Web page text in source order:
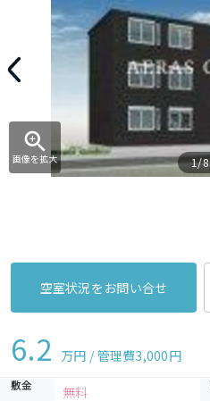
画像を拡大 1/8
空室状況をお問い合せ
6.2 万円 / 管理費3,000円
敷金 無料